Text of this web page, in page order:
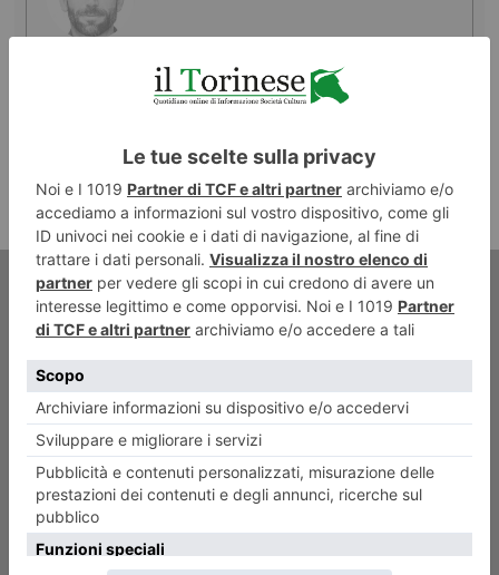
Incendio in corso Belgio,
brucia un appartamento